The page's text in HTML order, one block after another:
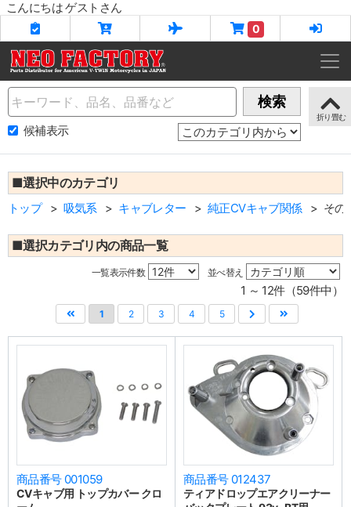
こんにちは ゲストさん
0
Name 検索
候補表示
■選択中のカテゴリ
トップ 吸気系 キャブレター 純正CVキャブ関係 その
■選択カテゴリ内の商品一覧
一覧表示件数 並べ替え
1 ～ 12件（59件中）
1 2 3 4 5
商品番号 001059
CVキャブ用 トップカバー クロ
商品番号 012437
ティアドロップエアクリーナー